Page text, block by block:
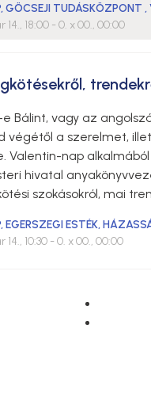
,GÖCSEJI TUDÁSKÖZPONT ,
14., 18:00 - 0. x 00., 00:00
e Bálint, vagy az
végétől a szerelmet,
Valentin-nap
hivatal
szokásokról, mai
,EGERSZEGI ESTÉK,
10:30 - 0. x 00., 00:00